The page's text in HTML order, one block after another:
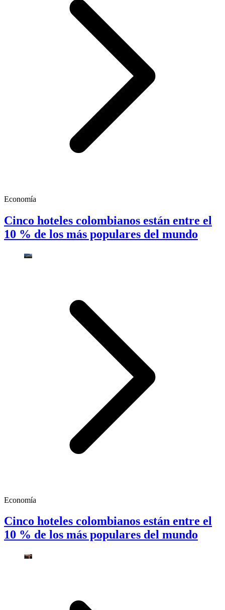
Economía
Cinco hoteles colombianos están entre el
10 % de los más populares del mundo
Economía
Cinco hoteles colombianos están entre el
10 % de los más populares del mundo